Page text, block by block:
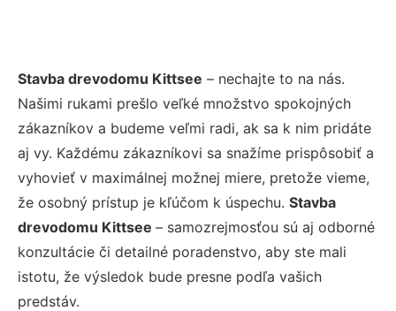
Stavba drevodomu Kittsee – nechajte to na nás.
Našimi rukami prešlo veľké množstvo spokojných
zákazníkov a budeme veľmi radi, ak sa k nim pridáte
aj vy. Každému zákazníkovi sa snažíme prispôsobiť a
vyhovieť v maximálnej možnej miere, pretože vieme,
že osobný prístup je kľúčom k úspechu. Stavba
drevodomu Kittsee – samozrejmosťou sú aj odborné
konzultácie či detailné poradenstvo, aby ste mali
istotu, že výsledok bude presne podľa vašich
predstáv.